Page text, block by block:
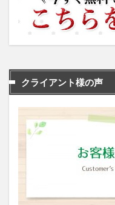
クライアント様の声